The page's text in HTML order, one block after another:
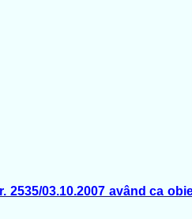
03.10.2007 având ca